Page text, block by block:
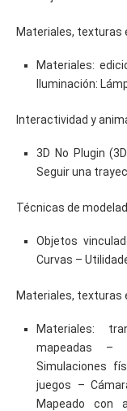
Materiales, texturas
Materiales:
Iluminación:
Interactividad y
3D No Plugin
Seguir una
Técnicas de
Objetos
Curvas –
Materiales, texturas
Materiales:
mapeadas –
Simulaciones
juegos –
Mapeado